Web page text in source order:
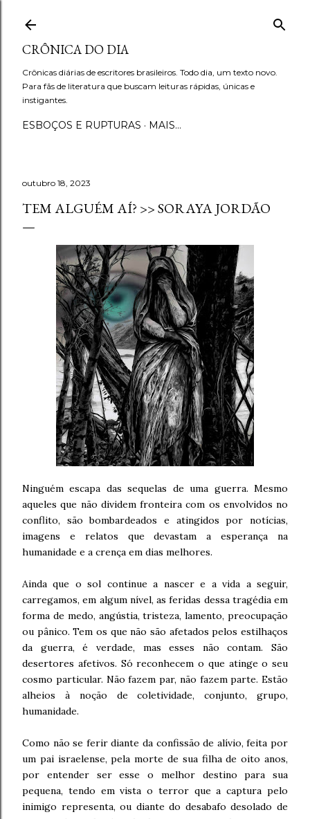
CRÔNICA DO DIA
Crônicas diárias de escritores brasileiros. Todo dia, um texto novo.
Para fãs de literatura que buscam leituras rápidas, únicas e
instigantes.
ESBOÇOS E RUPTURAS MAIS…
outubro 18, 2023
TEM ALGUÉM AÍ? >> SORAYA JORDÃO
Ninguém escapa das sequelas de uma guerra. Mesmo
aqueles que não dividem fronteira com os envolvidos no
conflito, são bombardeados e atingidos por notícias,
imagens e relatos que devastam a esperança na
humanidade e a crença em dias melhores.
Ainda que o sol continue a nascer e a vida a seguir,
carregamos, em algum nível, as feridas dessa tragédia em
forma de medo, angústia, tristeza, lamento, preocupação
ou pânico. Tem os que não são afetados pelos estilhaços
da guerra, é verdade, mas esses não contam. São
desertores afetivos. Só reconhecem o que atinge o seu
cosmo particular. Não fazem par, não fazem parte. Estão
alheios à noção de coletividade, conjunto, grupo,
humanidade.
Como não se ferir diante da confissão de alívio, feita por
um pai israelense, pela morte de sua filha de oito anos,
por entender ser esse o melhor destino para sua
pequena, tendo em vista o terror que a captura pelo
inimigo representa, ou diante do desabafo desolado de